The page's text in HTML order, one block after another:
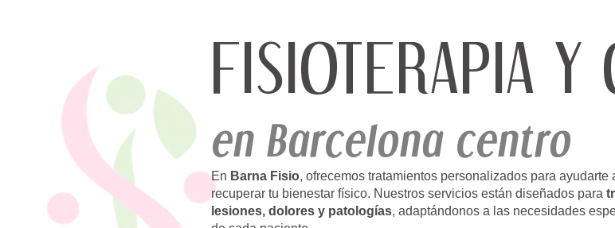
FISIOTERAPIA Y
en Barcelona centro
En Barna Fisio, ofrecemos tratamientos personalizados para ayudarte
recuperar tu bienestar físico. Nuestros servicios están diseñados para
lesiones, dolores y patologías, adaptándonos a las necesidades